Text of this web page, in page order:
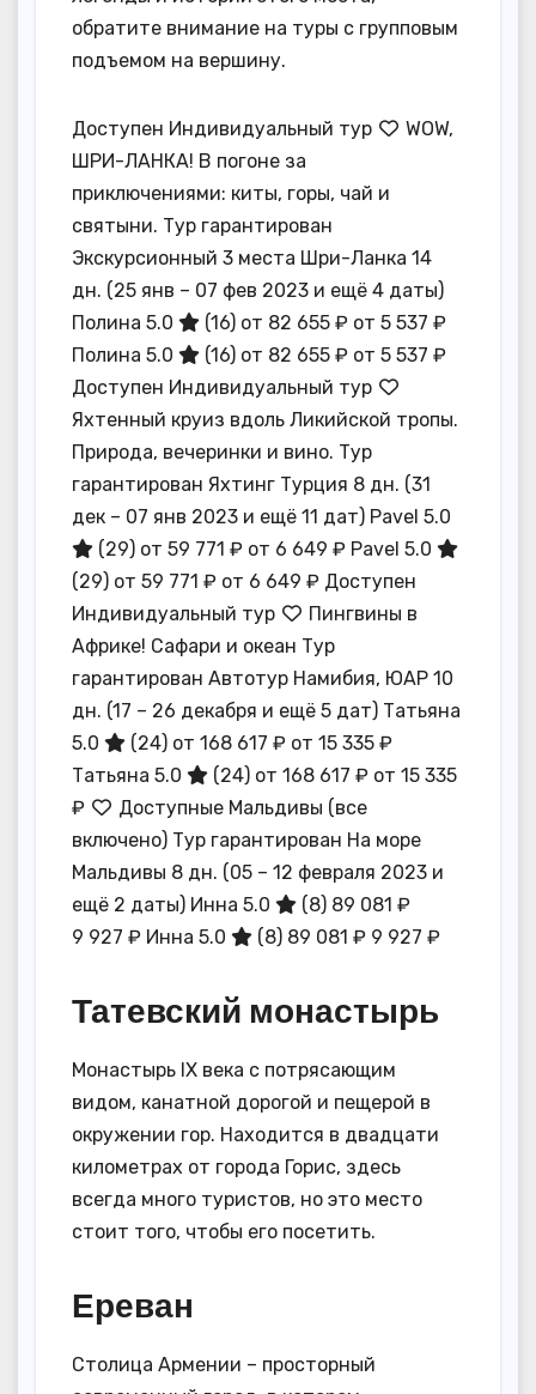
обратите внимание на туры с групповым
подъемом на вершину.
Доступен Индивидуальный тур
WOW,
ШРИ-ЛАНКА! В погоне за
приключениями: киты, горы, чай и
святыни. Тур гарантирован
Экскурсионный 3 места Шри-Ланка 14
дн. (25 янв – 07 фев 2023 и ещё 4 даты)
Полина 5.0
(16) от 82 655 ₽ от 5 537 ₽
Полина 5.0
(16) от 82 655 ₽ от 5 537 ₽
Доступен Индивидуальный тур
Яхтенный круиз вдоль Ликийской тропы.
Природа, вечеринки и вино. Тур
гарантирован Яхтинг Турция 8 дн. (31
дек – 07 янв 2023 и ещё 11 дат) Pavel 5.0
(29) от 59 771 ₽ от 6 649 ₽ Pavel 5.0
(29) от 59 771 ₽ от 6 649 ₽ Доступен
Индивидуальный тур
Пингвины в
Африке! Сафари и океан Тур
гарантирован Автотур Намибия, ЮАР 10
дн. (17 – 26 декабря и ещё 5 дат) Татьяна
5.0
(24) от 168 617 ₽ от 15 335 ₽
Татьяна 5.0
(24) от 168 617 ₽ от 15 335
₽
Доступные Мальдивы (все
включено) Тур гарантирован На море
Мальдивы 8 дн. (05 – 12 февраля 2023 и
ещё 2 даты) Инна 5.0 (8) 89 081 ₽
9 927 ₽ Инна 5.0 (8) 89 081 ₽ 9 927 ₽
Татевский монастырь
Монастырь IX века с потрясающим
видом, канатной дорогой и пещерой в
окружении гор. Находится в двадцати
километрах от города Горис, здесь
всегда много туристов, но это место
стоит того, чтобы его посетить.
Ереван
Столица Армении – просторный